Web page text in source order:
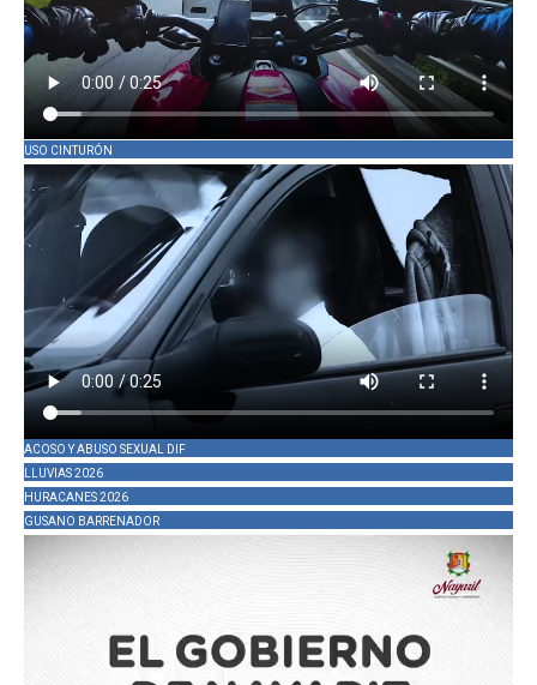
USO CINTURÓN
ACOSO Y ABUSO SEXUAL DIF
LLUVIAS 2026
HURACANES 2026
GUSANO BARRENADOR